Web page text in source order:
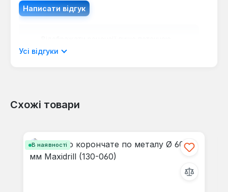
Написати відгук
мовою.
Відгуків не знайдено. Поділіться
Усі відгуки
Схожі товари
В наявності